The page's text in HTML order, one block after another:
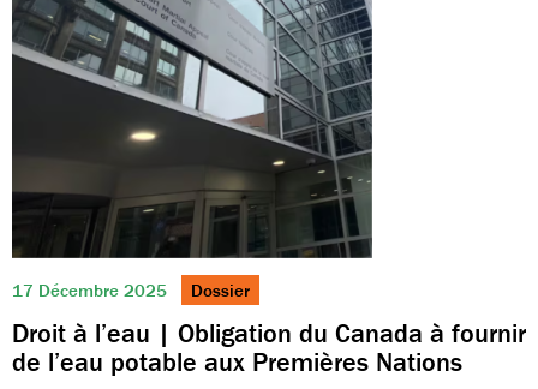
17 Décembre 2025 Dossier
Droit à l’eau | Obligation du Canada à fournir
de l’eau potable aux Premières Nations